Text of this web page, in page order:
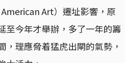
Art）遷址影響，原
至今年才舉辦，多了一年的籌
，理應脅着猛虎出閘的氣勢，